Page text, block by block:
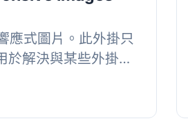
應式圖片。此外掛只
於解決與某些外掛和
的...